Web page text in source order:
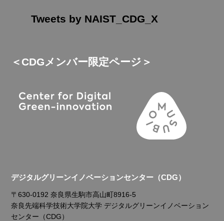
Tweets by NAIST_CDG_X
＜CDGメンバー限定ページ＞
デジタルグリーンイノベーションセンター（CDG）
〒630-0192 奈良県生駒市高山町8916-5
奈良先端科学技術大学院大学 デジタルグリーンイノベーション
センター（CDG）